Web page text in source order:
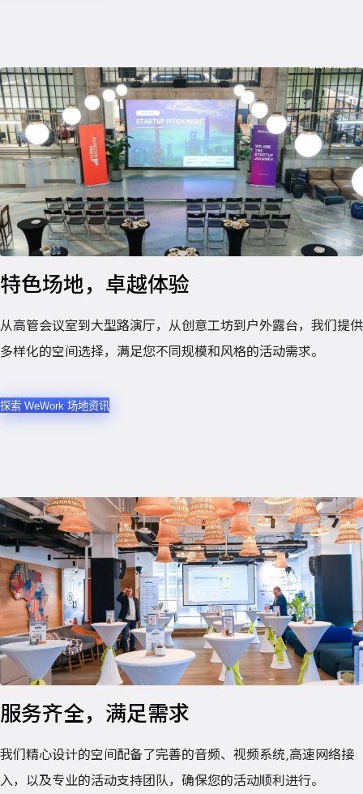
特色场地，卓越体验
从高管会议室到大型路演厅，从创意工坊到户外露台，我们提供
多样化的空间选择，满足您不同规模和风格的活动需求。
探索 WeWork 场地资讯
服务齐全，满足需求
我们精心设计的空间配备了完善的音频、视频系统,高速网络接
入，以及专业的活动支持团队，确保您的活动顺利进行。